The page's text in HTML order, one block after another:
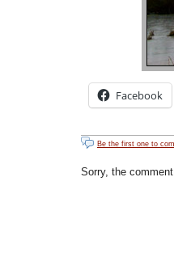
Facebook
Be the first one to
Sorry, the